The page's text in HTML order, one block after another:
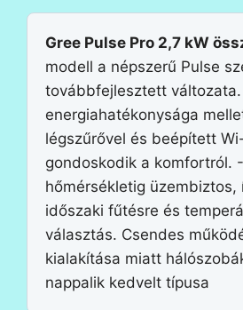
Gree Pulse Pro 2,7 kW
modell a népszerű Pulse
továbbfejlesztett
energiahatékonysága
légszűrővel és beépített
gondoskodik a komfortról.
hőmérsékletig üzembiztos,
időszaki fűtésre és
választás. Csendes
kialakítása miatt
nappalik kedvelt típusa